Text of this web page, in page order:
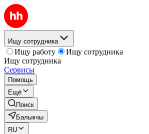
Ищу сотрудника
Ищу работу
Ищу сотрудника
Ищу сотрудника
Сервисы
Помощь
Ещё
Поиск
Балыкчы
RU